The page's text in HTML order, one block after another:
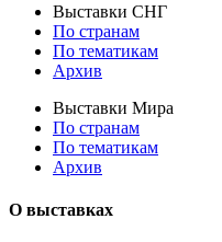
Выставки СНГ
По странам
По тематикам
Архив
Выставки Мира
По странам
По тематикам
Архив
О выставках